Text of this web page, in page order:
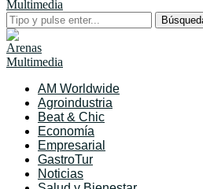
AM Worldwide
Agroindustria
Beat & Chic
Economía
Empresarial
GastroTur
Noticias